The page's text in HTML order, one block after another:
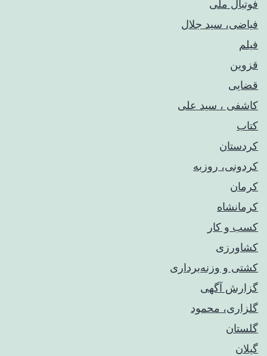
فوتبال ملی
فیاضی، سید جلال
فیلم
قزوین
قضایی
کاشفی ، سید علی
کتاب
کردستان
کردونی، روزبه
کرمان
کرمانشاه
کسب و کار
کشاورزی
کشتی و وزنه‌برداری
گزارش آگهی
گلزاری، محمود
گلستان
گیلان